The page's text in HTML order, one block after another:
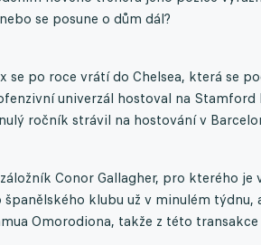
se posune o dům dál?
se po roce vrátí do Chelsea, která se
univerzál hostoval na Stamford
ročník strávil na hostování v
Conor Gallagher, pro kterého
klubu už v minulém týdnu,
Omorodiona, takže z této transakce